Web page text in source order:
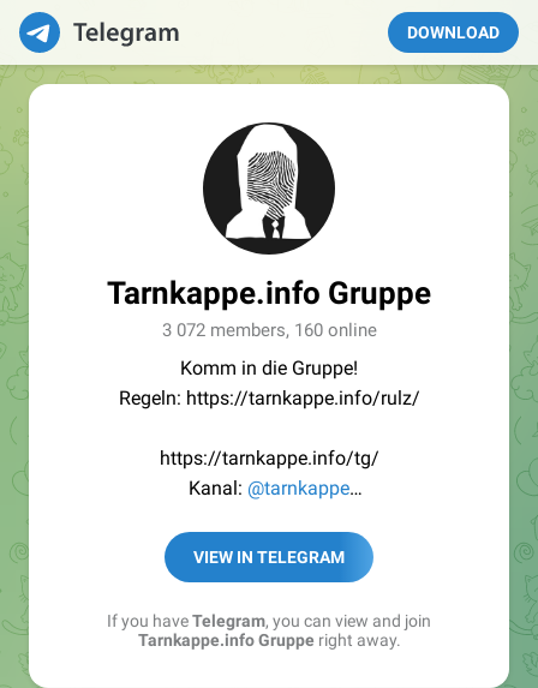
DOWNLOAD
Tarnkappe.info Gruppe
3 072 members, 160 online
Komm in die Gruppe!
Regeln: https://tarnkappe.info/rulz/
https://tarnkappe.info/tg/
Kanal: @tarnkappe
Best of:@bestoftarnkappe
Kochen: https://t.me/+WSW5F1VcmhliMjk6
VIEW IN TELEGRAM
If you haveTelegram, you can view and join
Tarnkappe.info Grupperight away.